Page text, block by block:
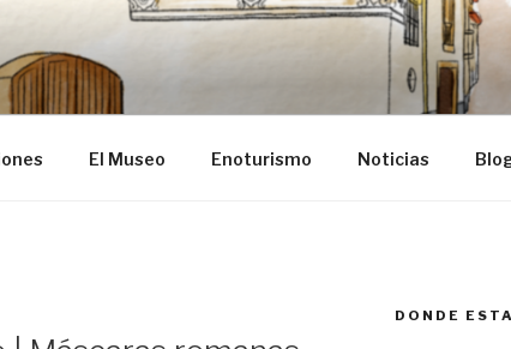
El Museo Enoturismo Noticias
DONDE